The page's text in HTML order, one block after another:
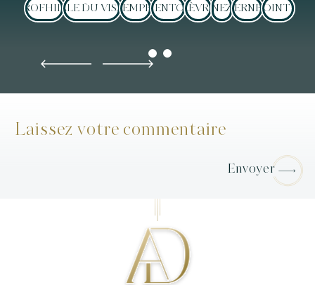
PROFHILOOVALE DU VISAGETEMPESMENTONLÈVRENEZCERNESPOINT G
Laissez votre commentaire
Envoyer